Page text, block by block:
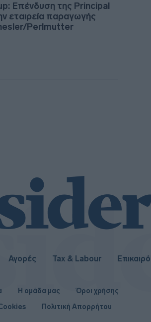
Επένδυση της Principal
εταιρεία παραγωγής
Perlmutter
Αγορές Tax & Labour
Η ομάδα μας
Όροι χρήσης
Πολιτική Απορρήτου